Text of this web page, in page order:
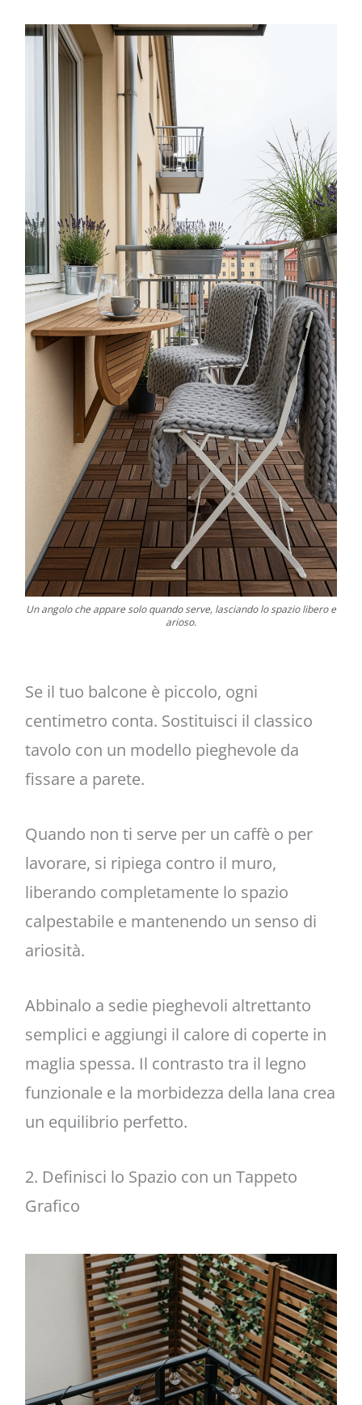
Un angolo che appare solo quando serve, lasciando lo spazio libero e
arioso.
Se il tuo balcone è piccolo, ogni
centimetro conta. Sostituisci il classico
tavolo con un modello pieghevole da
fissare a parete.
Quando non ti serve per un caffè o per
lavorare, si ripiega contro il muro,
liberando completamente lo spazio
calpestabile e mantenendo un senso di
ariosità.
Abbinalo a sedie pieghevoli altrettanto
semplici e aggiungi il calore di coperte in
maglia spessa. Il contrasto tra il legno
funzionale e la morbidezza della lana crea
un equilibrio perfetto.
2. Definisci lo Spazio con un Tappeto
Grafico